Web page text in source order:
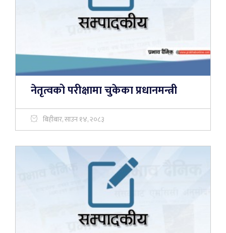
नेतृत्वको परीक्षामा चुकेका प्रधानमन्त्री
बिहीबार, साउन १४, २०८३